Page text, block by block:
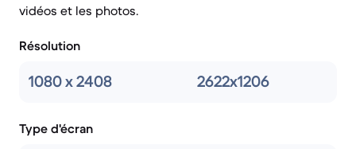
vidéos et les photos.
Résolution
1080 x 2408 2622x1206
Type d'écran